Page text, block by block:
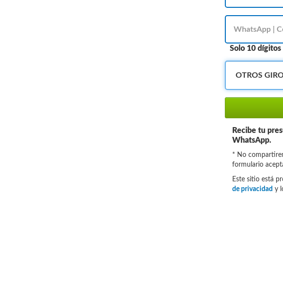
Solo 10 dígitos
Recibe tu
WhatsApp.
* No
formulario
Este sitio está
de privacidad y